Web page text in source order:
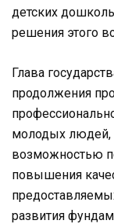
детских
решения этого
Глава
продолжения
молодых людей,
возможностью
повышения
развития